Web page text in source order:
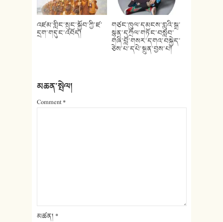
འཛམ་གླིང་སྲུང་སྐྱོབ་ཀྱི་ཛ་
དྲག་གདུང་འབོད།
གཙང་ཁུལ་དམངས་གླུའི་སྒྲ་
སྙན་དཀྲོལ་གཏོང་བསླབ་
གཞི་བློ་གསར་དགའ་བསྐྱེད་
ཅེས་པ་དཔེ་སྐྲུན་བྱས་པ།
མཆན་སྤེལ།
Comment*
མཚན། *